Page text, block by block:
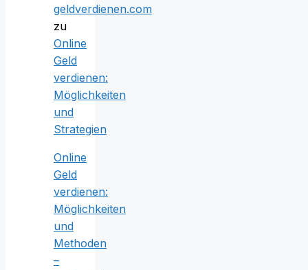
geldverdienen.com
zu
Online
Geld
verdienen:
Möglichkeiten
und
Strategien
Online
Geld
verdienen:
Möglichkeiten
und
Methoden
–